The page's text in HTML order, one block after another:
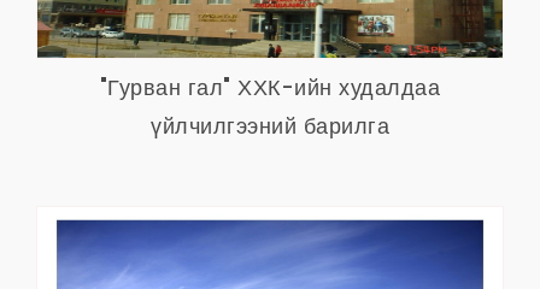
"Гурван гал" ХХК-ийн худалдаа
үйлчилгээний барилга